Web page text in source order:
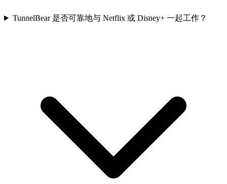
TunnelBear 是否可靠地与 Netflix 或 Disney+ 一起工作？